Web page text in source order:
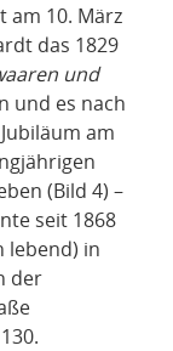
am 10. März
das 1829
und
und es nach
am
(Bild 4) –
seit 1868
lebend) in
der